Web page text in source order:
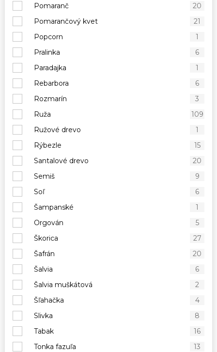
Pomaranč
20
Pomarančový kvet
21
Popcorn
1
Pralinka
6
Paradajka
1
Rebarbora
6
Rozmarín
3
Ruža
109
Ružové drevo
1
Rýbezle
15
Santalové drevo
20
Semiš
9
Soľ
6
Šampanské
1
Orgován
5
Škorica
27
Šafrán
20
Šalvia
6
Šalvia muškátová
2
Šľahačka
4
Slivka
8
Tabak
16
Tonka fazuľa
13